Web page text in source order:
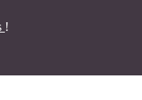
!